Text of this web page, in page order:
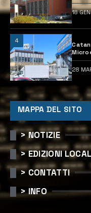
18
4
28
MAPPA DEL SITO
> NOTIZIE
> EDIZIONI
> CONTATTI
> INFO